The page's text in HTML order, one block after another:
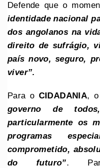
Defende que o
identidade nacional
dos angolanos na
direito de sufrágio,
país novo, seguro,
viver”.
Para o CIDADANIA, o
governo de
particularmente os
programas
comprometido,
do futuro”.